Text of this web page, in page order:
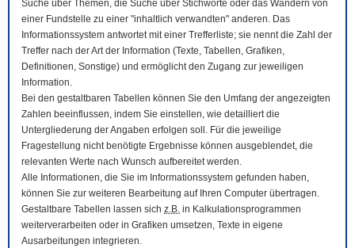
Suche über Themen, die Suche über Stichworte oder das Wandern von
einer Fundstelle zu einer "inhaltlich verwandten" anderen. Das
Informationssystem antwortet mit einer Trefferliste; sie nennt die Zahl der
Treffer nach der Art der Information (Texte, Tabellen, Grafiken,
Definitionen, Sonstige) und ermöglicht den Zugang zur jeweiligen
Information.
Bei den gestaltbaren Tabellen können Sie den Umfang der angezeigten
Zahlen beeinflussen, indem Sie einstellen, wie detailliert die
Untergliederung der Angaben erfolgen soll. Für die jeweilige
Fragestellung nicht benötigte Ergebnisse können ausgeblendet, die
relevanten Werte nach Wunsch aufbereitet werden.
Alle Informationen, die Sie im Informationssystem gefunden haben,
können Sie zur weiteren Bearbeitung auf Ihren Computer übertragen.
Gestaltbare Tabellen lassen sich z.B. in Kalkulationsprogrammen
weiterverarbeiten oder in Grafiken umsetzen, Texte in eigene
Ausarbeitungen integrieren.